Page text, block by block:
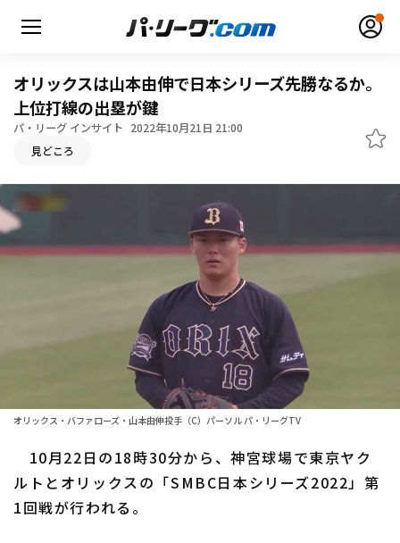
HOME
ファーム東地区
ファーム西地区
交流戦
選手名鑑トップ
北海道日本ハムファイターズ
東北楽天ゴールデンイーグルス
ニュース
オリックスは山本由伸で日本シリーズ先勝なるか。
上位打線の出塁が鍵
パ・リーグ インサイト 2022年10月21日 21:00
見どころ
オリックス・バファローズ・山本由伸投手（C）パーソル パ・リーグTV
10月22日の18時30分から、神宮球場で東京ヤク
ルトとオリックスの「SMBC日本シリーズ2022」第
1回戦が行われる。